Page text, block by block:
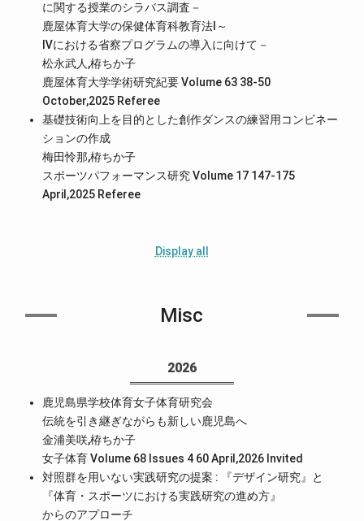
に関する授業のシラバス調査－
鹿屋体育大学の保健体育科教育法Ⅰ～
Ⅳにおける省察プログラムの導入に向けて－
松永武人,栫ちか子
鹿屋体育大学学術研究紀要 Volume 63 38-50
October,2025 Referee
基礎技術向上を目的とした創作ダンスの練習用コンビネー
ションの作成
梅田怜那,栫ちか子
スポーツパフォーマンス研究 Volume 17 147-175
April,2025 Referee
Display all
Misc
2026
鹿児島県学校体育女子体育研究会
伝統を引き継ぎながらも新しい鹿児島へ
金浦美咲,栫ちか子
女子体育 Volume 68 Issues 4 60 April,2026 Invited
対照群を用いない実践研究の提案 : 『デザイン研究』と
『体育・スポーツにおける実践研究の進め方』
からのアプローチ